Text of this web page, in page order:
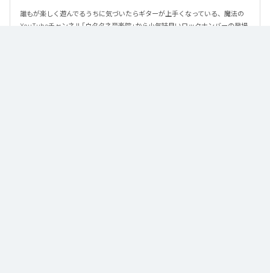
誰もが楽しく遊んでるうちに気づいたらギターが上手くなっている、魔法の
YouTubeチャンネル「ウタタネ音楽院」から小気味良いロックナンバーの登場